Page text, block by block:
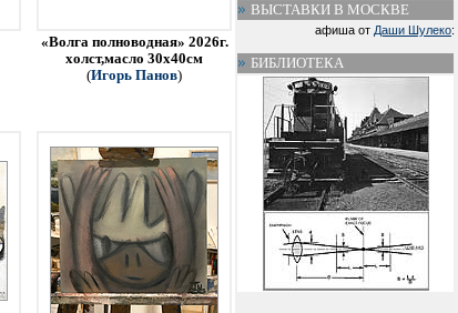
«Волга полноводная» 2026г.
холст,масло 30х40см
(Игорь Панов)
ВЫСТАВКИ В МОСКВЕ
афиша от Даши Шулеко:
БИБЛИОТЕКА